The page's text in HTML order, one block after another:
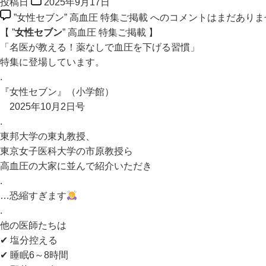
投稿日
2025年9月17日
”女性セブン” 高血圧 特集ご掲載 へのコメントはまだあり
【 ”女性セブン” 高血圧 特集ご掲載 】
「名医が教える！薬なしで血圧を下げる習慣」
特集に登場しています。
.
『女性セブン』（小学館）
2025年10月2日号
.
東邦大学の東丸教授、
東京女子医科大学の市原教授ら
高血圧の大家に並んで紹介いただき
.
…恐縮すぎます
.
他の医師たちは
✔ 塩分控える
✔ 睡眠6～8時間